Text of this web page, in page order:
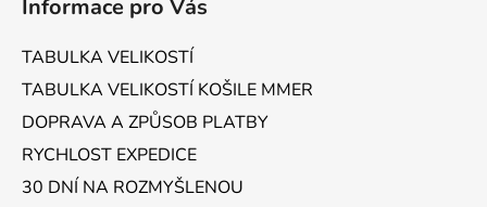
Informace pro Vás
TABULKA VELIKOSTÍ
TABULKA VELIKOSTÍ KOŠILE MMER
DOPRAVA A ZPŮSOB PLATBY
RYCHLOST EXPEDICE
30 DNÍ NA ROZMYŠLENOU